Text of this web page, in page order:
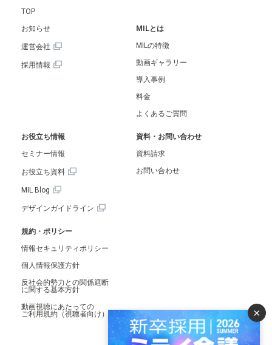
TOP
お知らせ
運営会社
採用情報
MILとは
MILの特徴
動画ギャラリー
導入事例
料金
よくあるご質問
お役立ち情報
セミナー情報
お役立ち資料
MIL Blog
デザインガイドライン
資料・お問い合わせ
資料請求
お問い合わせ
規約・ポリシー
情報セキュリティポリシー
個人情報保護方針
反社会的勢力との関係遮断
に関する基本方針
動画視聴にあたっての
ご利用規約（視聴者向け）
×